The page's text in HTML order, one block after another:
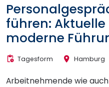
führen:
moderne
Tagesform Hamburg
Arbeitnehmende wie